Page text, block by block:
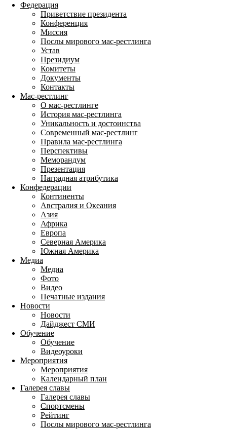
Федерация
Приветствие президента
Конференция
Миссия
Послы мирового мас-рестлинга
Устав
Президиум
Комитеты
Документы
Контакты
Мас-рестлинг
О мас-рестлинге
История мас-рестлинга
Уникальность и достоинства
Современный мас-рестлинг
Правила мас-рестлинга
Перспективы
Меморандум
Презентация
Наградная атрибутика
Конфедерации
Континенты
Австралия и Океания
Азия
Африка
Европа
Северная Америка
Южная Америка
Медиа
Медиа
Фото
Видео
Печатные издания
Новости
Новости
Дайджест СМИ
Обучение
Обучение
Видеоуроки
Мероприятия
Мероприятия
Календарный план
Галерея славы
Галерея славы
Спортсмены
Рейтинг
Послы мирового мас-рестлинга